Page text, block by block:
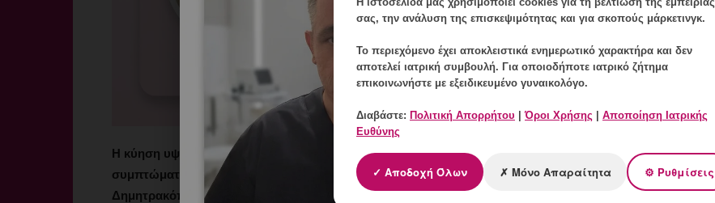
Η κύηση υψηλού κινδύνου απευθύνεται σε γυναίκες που αντιμετωπίζουν συγκεκριμένα
συμπτώματα ή επιθυμούν πρόληψη. Με εξατομικευμένη αξιολόγηση από τον Δρ. Ιωάννης Κ.
Δημητρακόπουλος, κάθε περίπτωση αντιμετωπίζεται με τον πλέον κατάλληλο τρόπο βάσει
σας, την ανάλυση της επισκεψιμότητας και για σκοπούς μάρκετινγκ.
Το περιεχόμενο έχει αποκλειστικά ενημερωτικό χαρακτήρα και δεν
αποτελεί ιατρική συμβουλή. Για οποιοδήποτε ιατρικό ζήτημα
επικοινωνήστε με εξειδικευμένο γυναικολόγο.
Διαβάστε: Πολιτική Απορρήτου |Όροι Χρήσης | Αποποίηση Ιατρικής
Ευθύνης
✓ Αποδοχή Όλων ✗ Μόνο Απαραίτητα ⚙ Ρυθμίσεις